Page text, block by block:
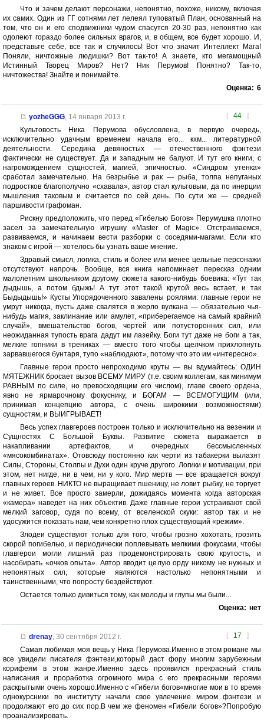
Что и зачем делают персонажи, непонятно, похоже, никому, включая
их самих. Один из ГГ сотнями лет лелеял туповатый План, основанный на
том, что он и его сподвижники чудом спасутся 20-30 раз, непонятно как
одолеют гораздо более сильных врагов, и, в общем, все будет хорошо. И,
представьте себе, все так и случилось! Вот что значит Интеллект Мага!
Поняли, ничтожные людишки? Вот так-то! А знаете, кто мегамощный
Истинный Творец Миров? Нет? Ник Перумов! Понятно? Так-то,
ничтожества! Знайте и понимайте.
Оценка: 6
[ 44 ]
yozheGGG, 14 января 2013 г.
Культовость Ника Перумова обусловлена, в первую очередь,
исключительно удачным временем начала его... кхм... литературной
деятельности. Середина девяностых — отечественного фэнтези
фактически не существует. Да и западным не балуют. И тут его книги, с
нагромождением сущностей, магией, эпичностью. «Синдром утенка»
сработал замечательно. На безрыбье и рак — рыба, толпа непуганых
подростков благополучно «схавала», автор стал культовым, да по инерции
мышления таковым и считается по сей день. По сути же — средней
паршивости графоман.
Рискну предположить, что перед «Гибелью Богов» Перумушка плотно
засел за замечательную игрушку «Master of Magic». Отстраиваемся,
развиваемся, и начинаем вести разборки с соседями-магами. Если кто
знаком с игрой — хотелось бы узнать ваше мнение.
Здравый смысл, логика, стиль и более или менее цельные персонажи
отсутствуют напрочь. Вообще, вся книга напоминает пересказ одним
малолетним школьником другому сюжета какого-нибудь боевика: «Тут так
дыдышь, а потом бдыжь! А тут этот такой крутой весь встает, и так
Быдыдышь!» Кусты Упорядоченного завалены роялями: главные герои не
умрут никогда, пусть даже свалятся в жерло вулкана — обязательно чья-
нибудь магия, заклинание или амулет, «приберегаемое на самый крайний
случай», вмешательство богов, чертей или потусторонних сил, или
неожиданная тупость врага дадут им лазейку. Боги тут даже не боги а так,
мелкие гопники в трениках — вместо того чтобы щелчком прихлопнуть
зарвавшегося бунтаря, тупо «наблюдают», потому что это им «интересно».
Главные герои просто непроходимо круты — вы вдумайтесь: ОДИН
МЯТЕЖНИК бросает вызов ВСЕМУ МИРУ (т.е. своим коллегам, как минимум
РАВНЫМ по силе, но превосходящим его числом), главе своего ордена,
явно не ярмарочному фокуснику, и БОГАМ — ВСЕМОГУЩИМ (или,
принимая концепцию автора, с очень широкими возможностями)
сущностям, и ВЫИГРЫВАЕТ!
Весь успех главгероев построен только и исключительно на везении и
Сущностях С Большой Буквы. Развитие сюжета выражается в
накапливании артефактов, и очередных бессмысленных
«мясокомбинатах». Отовсюду постоянно как черти из табакерки вылазят
Силы, Стороны, Столпы и Духи один круче другого. Логики и мотивации, при
этом, нет нигде, ни в чем, ни у кого. Мир мертв — все вращается вокруг
главных героев. НИКТО не выращивает пшеницу, не ловит рыбку, не торгует
и не живет. Все просто замерли, дожидаясь момента когда авторская
«камера» наведет на них объектив. Даже главные герои устраивают свой
мелкий заговор, судя по всему, от вселенской скуки: автор так и не
удосужится показать нам, чем конкретно плох существующий «режим».
Злодеи существуют только для того, чтобы грозно хохотать, грозить
скорой погибелью, и периодически поплевывать мелкими фокусами, чтобы
главгерои могли лишний раз продемонстрировать свою крутость, и
насобирать «очков опыта». Автор вводит целую орду никому не нужных и
непонятных сил, которые являются настолько непонятными и
таинственными, что попросту бездействуют.
Остается только дивиться тому, как молоды и глупы мы были...
Оценка: нет
[ 17 ]
drenay, 30 сентября 2012 г.
Самая любимая моя вещь у Ника Перумова.Именно в этом романе мы
все увидели писателя фэнтези,который даст фору многим зарубежным
корифеям в этом жанре.Именно здесь проявился прекрасный стиль
написания и проработка огромного мира с его прекрасными героями
раскрытыми очень хорошо.Именно с «Гибели богов«многие мои в то время
однокурсники по институту начали свое увлечение миром фэнтези и
продолжают его до сих пор.В чем же феномен «Гибели богов»?Попробую
проанализировать.